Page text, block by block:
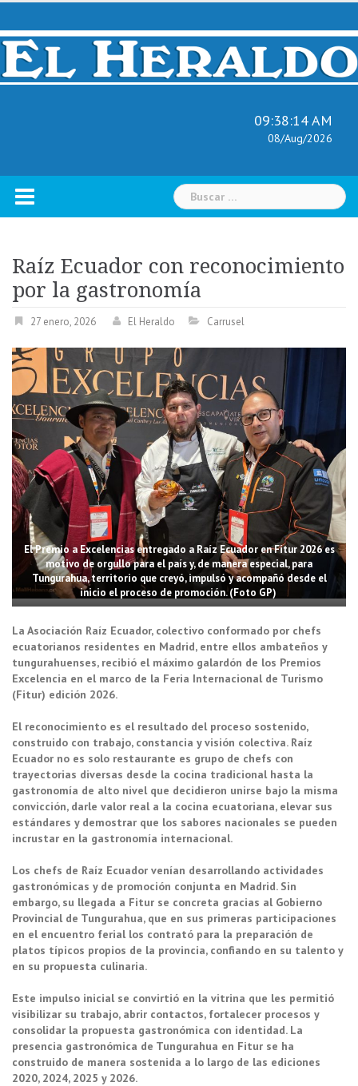
Skip
content
09:38:15 AM
08/Aug/2026
Buscar:
Raíz Ecuador con reconocimiento
por la gastronomía
27 enero, 2026 El Heraldo Carrusel
El Premio a Excelencias entregado a Raíz Ecuador en Fitur 2026 es
motivo de orgullo para el país y, de manera especial, para
Tungurahua, territorio que creyó, impulsó y acompañó desde el
inicio el proceso de promoción. (Foto GP)
La Asociación Raíz Ecuador, colectivo conformado por chefs
ecuatorianos residentes en Madrid, entre ellos ambateños y
tungurahuenses, recibió el máximo galardón de los Premios
Excelencia en el marco de la Feria Internacional de Turismo
(Fitur) edición 2026.
El reconocimiento es el resultado del proceso sostenido,
construido con trabajo, constancia y visión colectiva. Raíz
Ecuador no es solo restaurante es grupo de chefs con
trayectorias diversas desde la cocina tradicional hasta la
gastronomía de alto nivel que decidieron unirse bajo la misma
convicción, darle valor real a la cocina ecuatoriana, elevar sus
estándares y demostrar que los sabores nacionales se pueden
incrustar en la gastronomía internacional.
Los chefs de Raíz Ecuador venían desarrollando actividades
gastronómicas y de promoción conjunta en Madrid. Sin
embargo, su llegada a Fitur se concreta gracias al Gobierno
Provincial de Tungurahua, que en sus primeras participaciones
en el encuentro ferial los contrató para la preparación de
platos típicos propios de la provincia, confiando en su talento y
en su propuesta culinaria.
Este impulso inicial se convirtió en la vitrina que les permitió
visibilizar su trabajo, abrir contactos, fortalecer procesos y
consolidar la propuesta gastronómica con identidad. La
presencia gastronómica de Tungurahua en Fitur se ha
construido de manera sostenida a lo largo de las ediciones
2020, 2024, 2025 y 2026.